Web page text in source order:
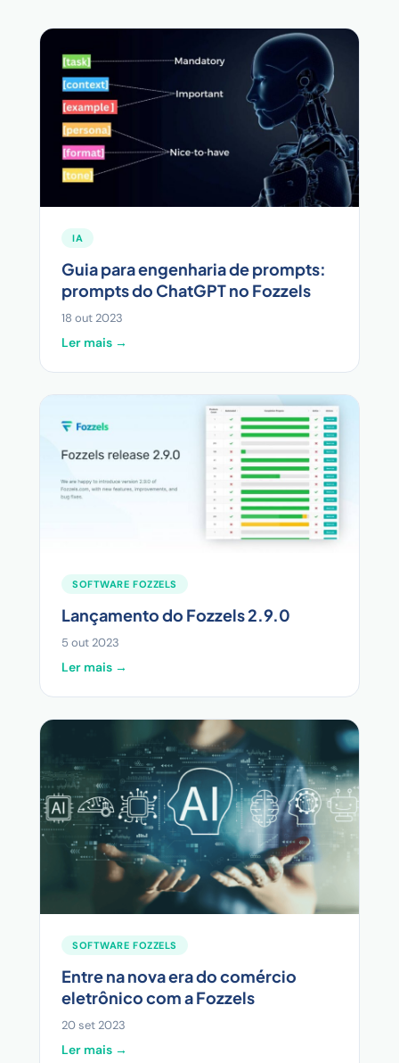
IA
Guia para engenharia de prompts:
prompts do ChatGPT no Fozzels
18 out 2023
Ler mais →
SOFTWARE FOZZELS
Lançamento do Fozzels 2.9.0
5 out 2023
Ler mais →
SOFTWARE FOZZELS
Entre na nova era do comércio
eletrônico com a Fozzels
20 set 2023
Ler mais →